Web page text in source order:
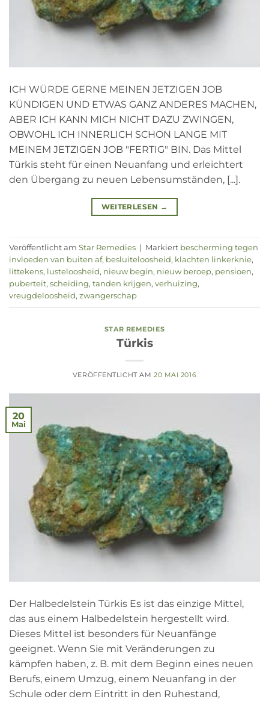
ICH WÜRDE GERNE MEINEN JETZIGEN JOB
KÜNDIGEN UND ETWAS GANZ ANDERES MACHEN,
ABER ICH KANN MICH NICHT DAZU ZWINGEN,
OBWOHL ICH INNERLICH SCHON LANGE MIT
MEINEM JETZIGEN JOB "FERTIG" BIN. Das Mittel
Türkis steht für einen Neuanfang und erleichtert
den Übergang zu neuen Lebensumständen, [...].
WEITERLESEN →
Veröffentlicht am Star Remedies | Markiert bescherming tegen
invloeden van buiten af, besluiteloosheid, klachten linkerknie,
littekens, lusteloosheid, nieuw begin, nieuw beroep, pensioen,
puberteit, scheiding, tanden krijgen, verhuizing,
vreugdeloosheid, zwangerschap
STAR REMEDIES
Türkis
VERÖFFENTLICHT AM 20 MAI 2016
20
Mai
Der Halbedelstein Türkis Es ist das einzige Mittel,
das aus einem Halbedelstein hergestellt wird.
Dieses Mittel ist besonders für Neuanfänge
geeignet. Wenn Sie mit Veränderungen zu
kämpfen haben, z. B. mit dem Beginn eines neuen
Berufs, einem Umzug, einem Neuanfang in der
Schule oder dem Eintritt in den Ruhestand,